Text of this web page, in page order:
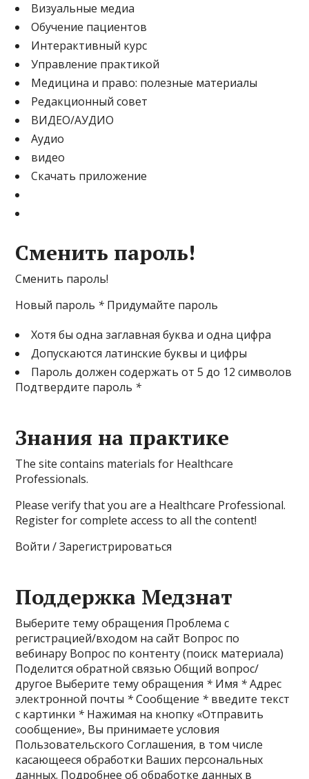
Визуальные медиа
Обучение пациентов
Интерактивный курс
Управление практикой
Медицина и право: полезные материалы
Редакционный совет
ВИДЕО/АУДИО
Аудио
видео
Скачать приложение
Сменить пароль!
Сменить пароль!
Новый пароль * Придумайте пароль
Хотя бы одна заглавная буква и одна цифра
Допускаются латинские буквы и цифры
Пароль должен содержать от 5 до 12 символов
Подтвердите пароль *
Знания на практике
The site contains materials for Healthcare
Professionals.
Please verify that you are a Healthcare Professional.
Register for complete access to all the content!
Войти / Зарегистрироваться
Поддержка Медзнат
Выберите тему обращения Проблема с
регистрацией/входом на сайт Вопрос по
вебинару Вопрос по контенту (поиск материала)
Поделится обратной связью Общий вопрос/
другое Выберите тему обращения * Имя *Адрес
электронной почты *Сообщение * введите текст
с картинки * Нажимая на кнопку «Отправить
сообщение», Вы принимаете условия
Пользовательского Соглашения, в том числе
касающееся обработки Ваших персональных
данных. Подробнее об обработке данных в